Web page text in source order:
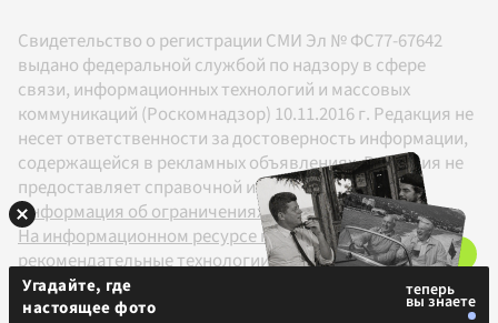
Свидетельство о регистрации СМИ Эл № ФС77-67642
выдано федеральной службой по надзору в сфере
связи, информационных технологий и массовых
коммуникаций (Роскомнадзор) 10.11.2016 г. Редакция не
несет ответственности за достоверность информации,
содержащейся в рекламных объявлениях. Редакция не
предоставляет справочной информации.
Информация об ограничениях
На информационном ресурсе применяются
рекомендательные технологии в соответствии с
Правилами
Угадайте, где
настоящее фото